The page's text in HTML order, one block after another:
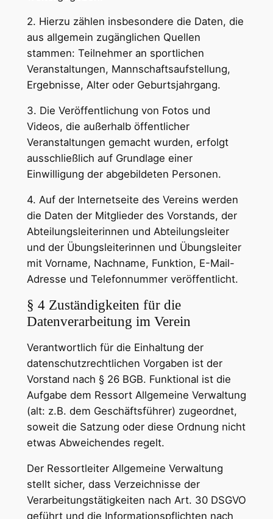
2. Hierzu zählen insbesondere die Daten, die
aus allgemein zugänglichen Quellen
stammen: Teilnehmer an sportlichen
Veranstaltungen, Mannschaftsaufstellung,
Ergebnisse, Alter oder Geburtsjahrgang.
3. Die Veröffentlichung von Fotos und
Videos, die außerhalb öffentlicher
Veranstaltungen gemacht wurden, erfolgt
ausschließlich auf Grundlage einer
Einwilligung der abgebildeten Personen.
4. Auf der Internetseite des Vereins werden
die Daten der Mitglieder des Vorstands, der
Abteilungsleiterinnen und Abteilungsleiter
und der Übungsleiterinnen und Übungsleiter
mit Vorname, Nachname, Funktion, E-Mail-
Adresse und Telefonnummer veröffentlicht.
§ 4 Zuständigkeiten für die
Datenverarbeitung im Verein
Verantwortlich für die Einhaltung der
datenschutzrechtlichen Vorgaben ist der
Vorstand nach § 26 BGB. Funktional ist die
Aufgabe dem Ressort Allgemeine Verwaltung
(alt: z.B. dem Geschäftsführer) zugeordnet,
soweit die Satzung oder diese Ordnung nicht
etwas Abweichendes regelt.
Der Ressortleiter Allgemeine Verwaltung
stellt sicher, dass Verzeichnisse der
Verarbeitungstätigkeiten nach Art. 30 DSGVO
geführt und die Informationspflichten nach